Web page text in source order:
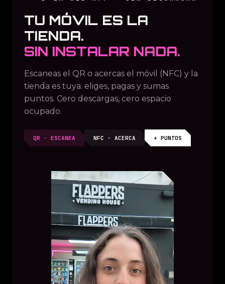
TU MÓVIL ES LA
TIENDA.
SIN INSTALAR NADA.
Escaneas el QR o acercas el móvil (NFC) y la
tienda es tuya: eliges, pagas y sumas
puntos. Cero descargas, cero espacio
ocupado.
QR · ESCANEA NFC · ACERCA + PUNTOS